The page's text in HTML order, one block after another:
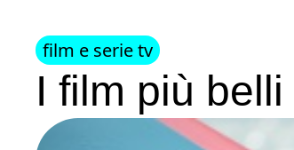
film e serie tv
I film più